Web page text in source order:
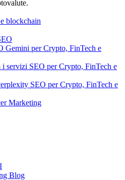
blockchain
Gemini per Crypto, FinTech e
i servizi SEO per Crypto, FinTech e
SEO per Crypto, FinTech e
Marketing
Blog